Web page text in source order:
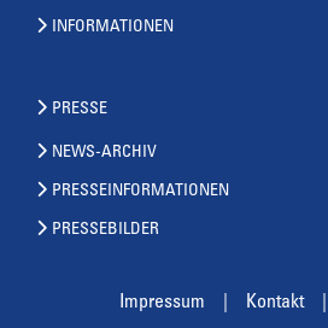
INFORMATIONEN
PRESSE
NEWS-ARCHIV
PRESSEINFORMATIONEN
PRESSEBILDER
Impressum Kontakt